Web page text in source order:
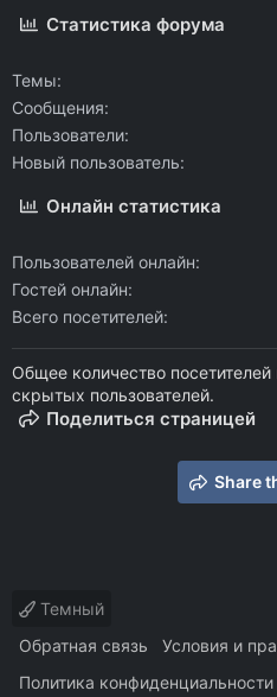
Статистика форума
Темы
Сообщения
Пользователи
Новый пользователь
Онлайн статистика
Пользователей онлайн
Гостей онлайн
Всего посетителей
Общее количество
скрытых пользователей.
Поделиться страницей
Share
Темный
Обратная связь
Условия и
Политика конфиденциальности